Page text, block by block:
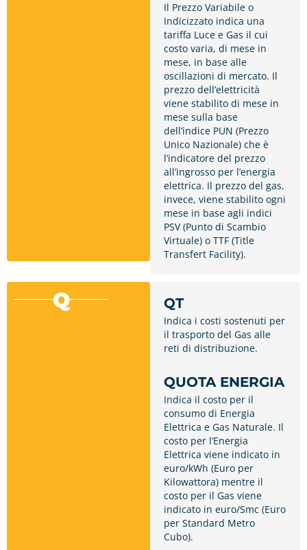
Il Prezzo Variabile o
Indicizzato indica una
tariffa Luce e Gas il cui
costo varia, di mese in
mese, in base alle
oscillazioni di mercato. Il
prezzo dell’elettricità
viene stabilito di mese in
mese sulla base
dell’indice PUN (Prezzo
Unico Nazionale) che è
l’indicatore del prezzo
all’ingrosso per l’energia
elettrica. Il prezzo del gas,
invece, viene stabilito ogni
mese in base agli indici
PSV (Punto di Scambio
Virtuale) o TTF (Title
Transfert Facility).
Q QT
Indica i costi sostenuti per
il trasporto del Gas alle
reti di distribuzione.
QUOTA ENERGIA
Indica il costo per il
consumo di Energia
Elettrica e Gas Naturale. Il
costo per l’Energia
Elettrica viene indicato in
euro/kWh (Euro per
Kilowattora) mentre il
costo per il Gas viene
indicato in euro/Smc (Euro
per Standard Metro
Cubo).